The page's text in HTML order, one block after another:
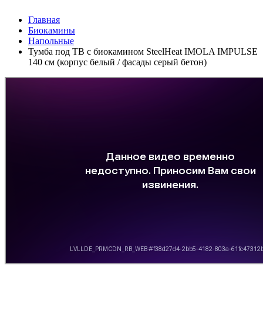
Главная
Биокамины
Напольные
Тумба под ТВ с биокамином SteelHeat IMOLA IMPULSE
140 см (корпус белый / фасады серый бетон)